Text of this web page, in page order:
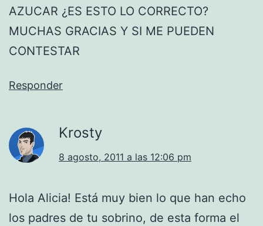
AZUCAR ¿ES ESTO LO CORRECTO?
MUCHAS GRACIAS Y SI ME PUEDEN
CONTESTAR
Responder
Krosty
8 agosto, 2011 a las 12:06 pm
Hola Alicia! Está muy bien lo que han echo
los padres de tu sobrino, de esta forma el